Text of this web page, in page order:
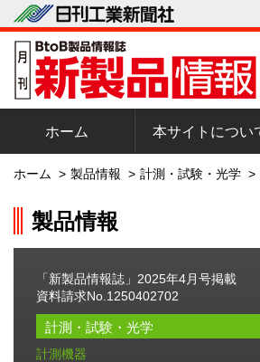
ホーム 本サイトについ
ホーム > 製品情報 > 計測・試験・光学 >
製品情報
「新製品情報誌」2025年4月号掲載
資料請求No.1250402702
計測・試験・光学
計測機器